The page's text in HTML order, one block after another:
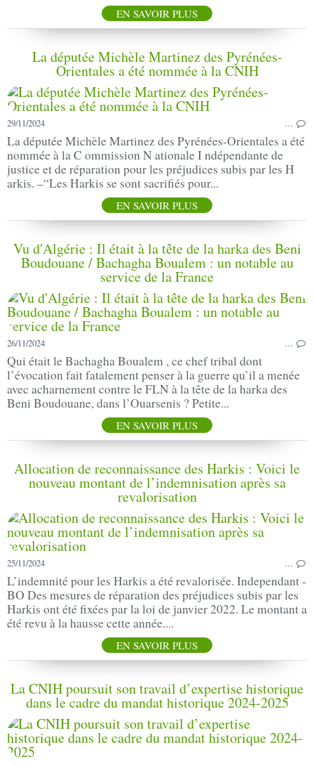
EN SAVOIR PLUS
La députée Michèle Martinez des Pyrénées-
Orientales a été nommée à la CNIH
29/11/2024 …
La députée Michèle Martinez des Pyrénées-Orientales a été
nommée à la C ommission N ationale I ndépendante de
justice et de réparation pour les préjudices subis par les H
arkis. –“Les Harkis se sont sacrifiés pour...
EN SAVOIR PLUS
Vu d'Algérie : Il était à la tête de la harka des Beni
Boudouane / Bachagha Boualem : un notable au
service de la France
26/11/2024 …
Qui était le Bachagha Boualem , ce chef tribal dont
l’évocation fait fatalement penser à la guerre qu’il a menée
avec acharnement contre le FLN à la tête de la harka des
Beni Boudouane, dans l’Ouarsenis ? Petite...
EN SAVOIR PLUS
Allocation de reconnaissance des Harkis : Voici le
nouveau montant de l’indemnisation après sa
revalorisation
25/11/2024 …
L’indemnité pour les Harkis a été revalorisée. Independant -
BO Des mesures de réparation des préjudices subis par les
Harkis ont été fixées par la loi de janvier 2022. Le montant a
été revu à la hausse cette année....
EN SAVOIR PLUS
La CNIH poursuit son travail d’expertise historique
dans le cadre du mandat historique 2024-2025